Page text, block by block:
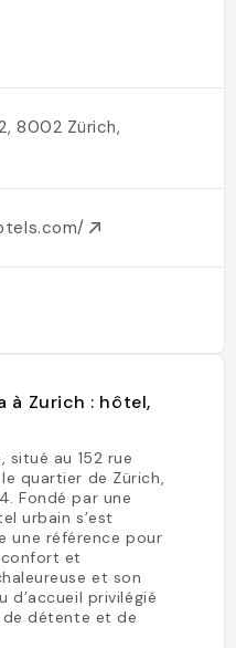
8002 Zürich,
à Zurich : hôtel,
situé au 152 rue
quartier de Zürich,
Fondé par une
urbain s’est
une référence pour
et
et son
d’accueil privilégié
détente et de